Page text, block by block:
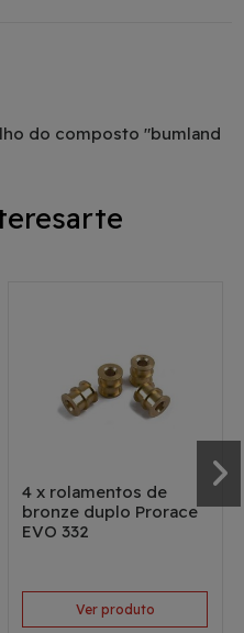
do composto "bumland
4 x rolamentos de
bronze duplo Prorace
EVO 332
Ver produto